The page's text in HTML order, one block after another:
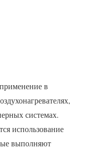
в
системах.
использование
выполняют